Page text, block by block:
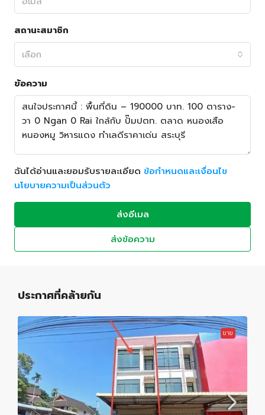
สถานะสมาชิก
เลือก
ข้อความ
ฉันได้อ่านและยอมรับรายละเอียด ข้อกำหนดและเงื่อนไข
นโยบายความเป็นส่วนตัว
ส่งอีเมล
ส่งข้อความ
ประกาศที่คล้ายกัน
ขาย